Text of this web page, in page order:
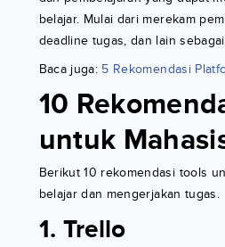
belajar. Mulai dari merekam
deadline tugas, dan lain
Baca juga: 5 Rekomendasi
10
untuk
Berikut 10 rekomendasi tools
belajar dan mengerjakan tugas.
1. Trello